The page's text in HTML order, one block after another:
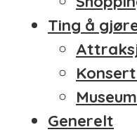
Ting å
Generelt